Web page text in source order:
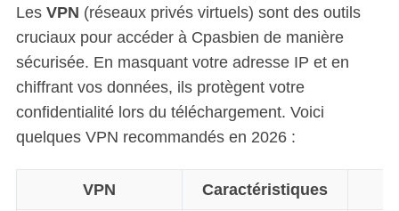
Les VPN (réseaux privés virtuels) sont des outils
cruciaux pour accéder à Cpasbien de manière
sécurisée. En masquant votre adresse IP et en
chiffrant vos données, ils protègent votre
confidentialité lors du téléchargement. Voici
quelques VPN recommandés en 2026 :
VPN Caractéristiques